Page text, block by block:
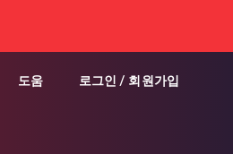
도움 로그인 / 회원가입